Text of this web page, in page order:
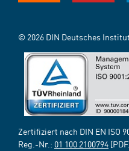
© 2026 DIN Deutsches
Zertifiziert nach DIN EN ISO
Reg.-Nr.: 01 100 2100794